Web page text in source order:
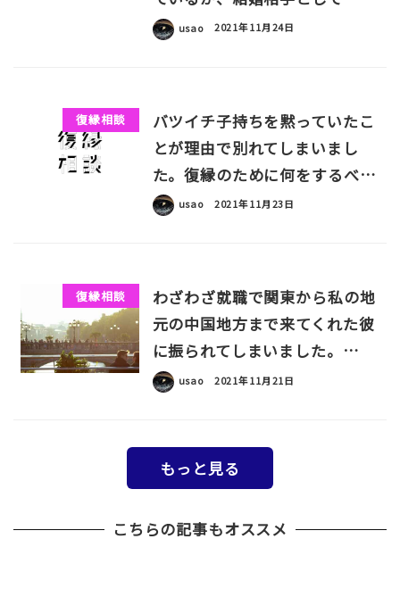
usao 2021年11月24日
復縁相談
バツイチ子持ちを黙っていたこ
とが理由で別れてしまいまし
た。復縁のために何をするべ…
usao 2021年11月23日
復縁相談
わざわざ就職で関東から私の地
元の中国地方まで来てくれた彼
に振られてしまいました。…
usao 2021年11月21日
もっと見る
こちらの記事もオススメ